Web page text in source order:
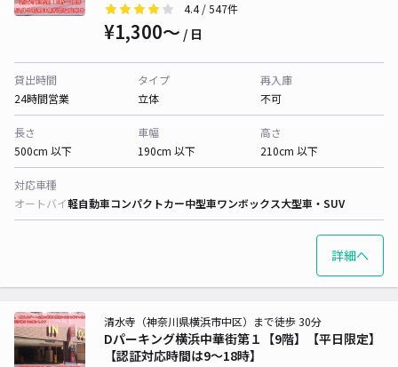
4.4/ 547件
¥1,300〜 / 日
貸出時間
24時間営業
タイプ
立体
再入庫
不可
長さ
500cm 以下
車幅
190cm 以下
高さ
210cm 以下
対応車種
オートバイ軽自動車コンパクトカー中型車ワンボックス大型車・SUV
詳細へ
Dパーキング横浜中華街第１【9階】【平日限定】
【認証対応時間は9～18時】
清水寺（神奈川県横浜市中区）まで徒歩 30分